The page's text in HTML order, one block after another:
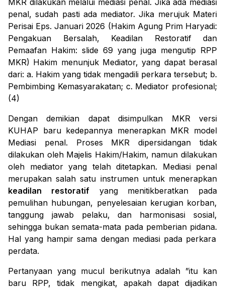
MKR dilakukan melalui mediasi penal. Jika ada mediasi
penal, sudah pasti ada mediator. Jika merujuk Materi
Perisai Eps. Januari 2026 (Hakim Agung Prim Haryadi:
Pengakuan Bersalah, Keadilan Restoratif dan
Pemaafan Hakim: slide 69 yang juga mengutip RPP
MKR) Hakim menunjuk Mediator, yang dapat berasal
dari: a. Hakim yang tidak mengadili perkara tersebut; b.
Pembimbing Kemasyarakatan; c. Mediator profesional;
(4)
Dengan demikian dapat disimpulkan MKR versi
KUHAP baru kedepannya menerapkan MKR model
Mediasi penal. Proses MKR dipersidangan tidak
dilakukan oleh Majelis Hakim/Hakim, namun dilakukan
oleh mediator yang telah ditetapkan. Mediasi penal
merupakan salah satu instrumen untuk menerapkan
keadilan restoratifyang menitikberatkan pada
pemulihan hubungan, penyelesaian kerugian korban,
tanggung jawab pelaku, dan harmonisasi sosial,
sehingga bukan semata-mata pada pemberian pidana.
Hal yang hampir sama dengan mediasi pada perkara
perdata.
Pertanyaan yang mucul berikutnya adalah ”itu kan
baru RPP, tidak mengikat, apakah dapat dijadikan